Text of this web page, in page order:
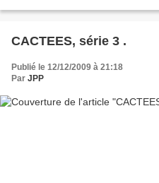
CACTEES, série 3 .
Publié le 12/12/2009 à 21:18
Par JPP